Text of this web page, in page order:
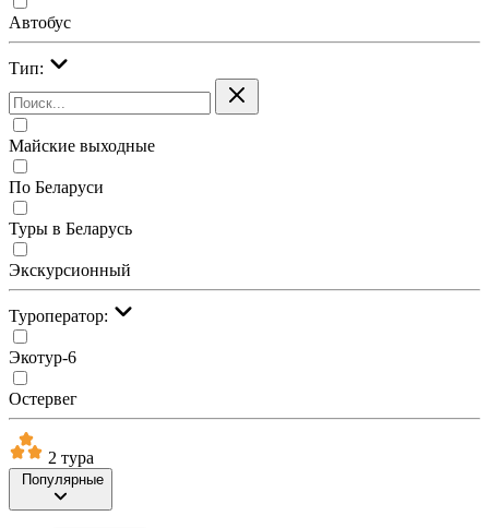
Автобус
Тип:
Майские выходные
По Беларуси
Туры в Беларусь
Экскурсионный
Туроператор:
Экотур-6
Остервег
2 тура
Популярные